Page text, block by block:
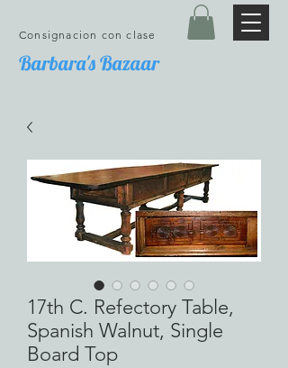
Barbara's Bazaar
Consignacion con clase
17th C. Refectory Table,
Spanish Walnut, Single
Board Top